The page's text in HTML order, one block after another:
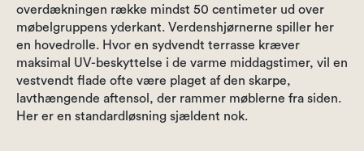
overdækningen række mindst 50 centimeter ud over
møbelgruppens yderkant. Verdenshjørnerne spiller her
en hovedrolle. Hvor en sydvendt terrasse kræver
maksimal UV-beskyttelse i de varme middagstimer, vil en
vestvendt flade ofte være plaget af den skarpe,
lavthængende aftensol, der rammer møblerne fra siden.
Her er en standardløsning sjældent nok.